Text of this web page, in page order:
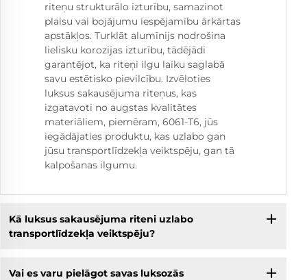
riteņu strukturālo izturību, samazinot
plaisu vai bojājumu iespējamību ārkārtas
apstākļos. Turklāt alumīnijs nodrošina
lielisku korozijas izturību, tādējādi
garantējot, ka riteņi ilgu laiku saglabā
savu estētisko pievilcību. Izvēloties
luksus sakausējuma riteņus, kas
izgatavoti no augstas kvalitātes
materiāliem, piemēram, 6061-T6, jūs
iegādājaties produktu, kas uzlabo gan
jūsu transportlīdzekļa veiktspēju, gan tā
kalpošanas ilgumu.
Kā luksus sakausējuma riteni uzlabo
transportlīdzekļa veiktspēju?
Vai es varu pielāgot savas luksozās